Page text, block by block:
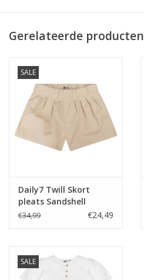
Gerelateerde producten
SALE
Daily7 Twill Skort
pleats Sandshell
€34,99 €24,49
SALE